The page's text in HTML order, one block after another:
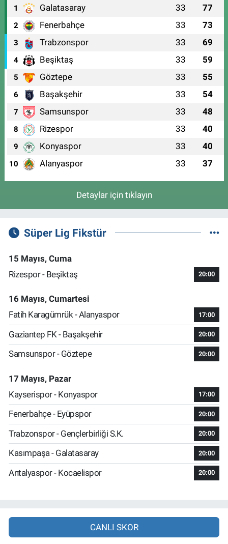
1 Galatasaray 33 77
2 Fenerbahçe 33 73
3 Trabzonspor 33 69
4 Beşiktaş 33 59
5 Göztepe 33 55
6 Başakşehir 33 54
7 Samsunspor 33 48
8 Rizespor 33 40
9 Konyaspor 33 40
10 Alanyaspor 33 37
Detaylar için tıklayın
Süper Lig Fikstür
15 Mayıs, Cuma
Rizespor - Beşiktaş
20:00
16 Mayıs, Cumartesi
Fatih Karagümrük - Alanyaspor
17:00
Gaziantep FK - Başakşehir 20:00
Samsunspor - Göztepe 20:00
17 Mayıs, Pazar
Kayserispor - Konyaspor
17:00
Fenerbahçe - Eyüpspor 20:00
Trabzonspor - Gençlerbirliği S.K. 20:00
Kasımpaşa - Galatasaray 20:00
Antalyaspor - Kocaelispor 20:00
CANLI SKOR